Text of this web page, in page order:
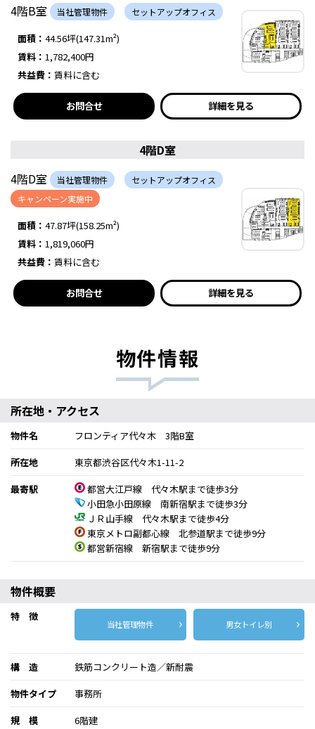
4階B室
当社管理物件 セットアップオフィス
面積： 44.56坪(147.31m²)
賃料： 1,782,400円
共益費： 賃料に含む
お問合せ 詳細を見る
4階D室
4階D室
当社管理物件
セットアップオフィス
キャンペーン実施中
面積： 47.87坪(158.25m²)
賃料： 1,819,060円
共益費： 賃料に含む
お問合せ 詳細を見る
物件情報
所在地・アクセス
物件名
フロンティア代々木 3階B室
所在地
東京都渋谷区代々木1-11-2
最寄駅
都営大江戸線 代々木駅まで徒歩3分
小田急小田原線 南新宿駅まで徒歩3分
ＪＲ山手線 代々木駅まで徒歩4分
東京メトロ副都心線 北参道駅まで徒歩9分
都営新宿線 新宿駅まで徒歩9分
物件概要
特 徴
当社管理物件 男女トイレ別
構 造
鉄筋コンクリート造／新耐震
物件タイプ
事務所
規 模
6階建